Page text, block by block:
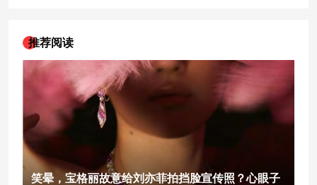
推荐阅读
笑晕，宝格丽故意给刘亦菲拍挡脸宣传照？心眼子